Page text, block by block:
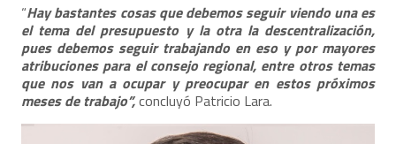
“Hay bastantes cosas que debemos seguir viendo una es
el tema del presupuesto y la otra la descentralización,
pues debemos seguir trabajando en eso y por mayores
atribuciones para el consejo regional, entre otros temas
que nos van a ocupar y preocupar en estos próximos
meses de trabajo”,concluyó Patricio Lara.